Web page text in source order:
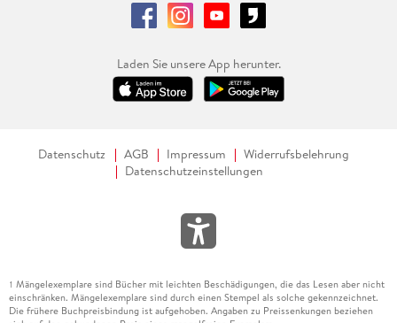
Laden Sie unsere App herunter.
Datenschutz AGB Impressum
Widerrufsbelehrung
Datenschutzeinstellungen
1 Mängelexemplare sind Bücher mit leichten Beschädigungen, die das Lesen aber nicht
einschränken. Mängelexemplare sind durch einen Stempel als solche gekennzeichnet.
Die frühere Buchpreisbindung ist aufgehoben. Angaben zu Preissenkungen beziehen